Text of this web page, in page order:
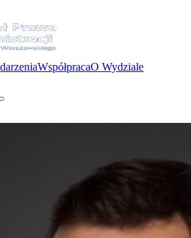
WspółpracaO Wydziale